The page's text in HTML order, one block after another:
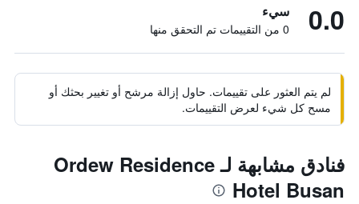
0.0 سيء
0 من التقييمات تم التحقق منها
لم يتم العثور على تقييمات. حاول إزالة مرشح أو تغيير بحثك أو
مسح كل شيء لعرض التقييمات.
فنادق مشابهة لـ Ordew Residence
Hotel Busan